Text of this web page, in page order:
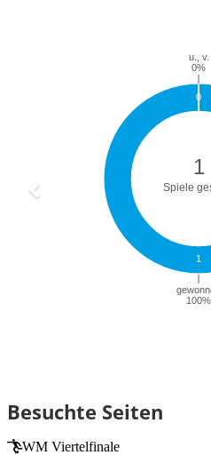
Besuchte Seiten
WM Viertelfinale